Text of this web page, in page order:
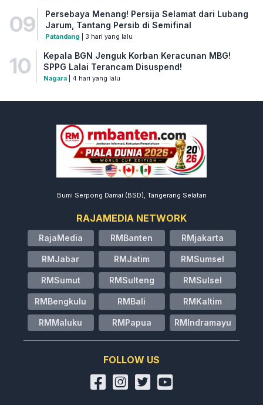
09
Persebaya Menang! Persija Selamat dari Lubang
Jarum, Tantang Persib di Semifinal
Patandang | 3 hari yang lalu
10
Kepala BGN Jenguk Korban Keracunan MBG!
SPPG Lalai Terancam Disuspend!
Nagara| 4 hari yang lalu
Bumi Serpong Damai (BSD), Tangerang Selatan
RAJAMEDIA NETWORK
RajaMedia RMBanten RMjakarta
RMJabar RMJatim RMSumsel
RMSumut RMSulteng RMSulsel
RMBengkulu RMBali RMKaltim
RMMaluku RMPapua RMIndramayu
FOLLOW US